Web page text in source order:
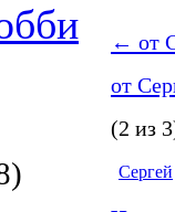
← от
от
(2 из
Сергей